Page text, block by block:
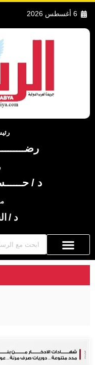
6 أغسطس 2026
د /
د /
الحوثيون يعلنون